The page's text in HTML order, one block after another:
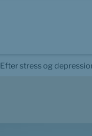
Efter stress og